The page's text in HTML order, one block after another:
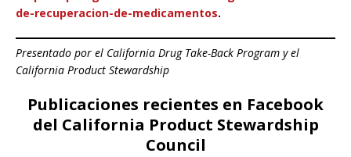
de-recuperacion-de-medicamentos.
Presentado por el California Drug Take-Back Program y el
California Product Stewardship
Publicaciones recientes en Facebook
del California Product Stewardship
Council